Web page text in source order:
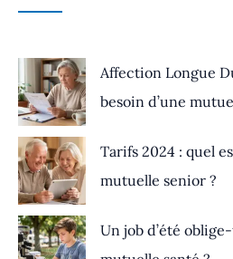
Affection Longue
besoin d’une
Tarifs 2024 : quel
mutuelle senior ?
Un job d’été